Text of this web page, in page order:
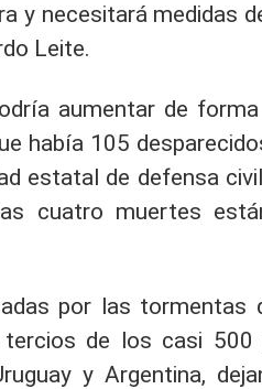
y necesitará medidas
Leite.
aumentar de
había 105
estatal de defensa
cuatro muertes
por las
de los casi 500
y Argentina,